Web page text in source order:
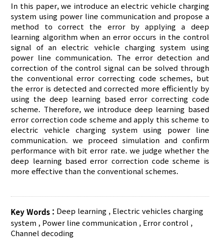
In this paper, we introduce an electric vehicle charging
system using power line communication and propose a
method to correct the error by applying a deep
learning algorithm when an error occurs in the control
signal of an electric vehicle charging system using
power line communication. The error detection and
correction of the control signal can be solved through
the conventional error correcting code schemes, but
the error is detected and corrected more efficiently by
using the deep learning based error correcting code
scheme. Therefore, we introduce deep learning based
error correction code scheme and apply this scheme to
electric vehicle charging system using power line
communication. we proceed simulation and confirm
performance with bit error rate. we judge whether the
deep learning based error correction code scheme is
more effective than the conventional schemes.
Key Words : Deep learning , Electric vehicles charging
system , Power line communication , Error control ,
Channel decoding